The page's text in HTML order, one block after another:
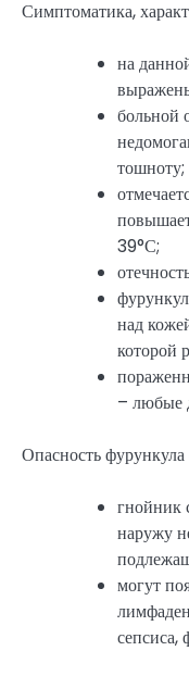
Симптоматика,
на
больной
тошноту;
39°С;
над
которой
– любые
Опасность
гнойник
наружу
могут
сепсиса,